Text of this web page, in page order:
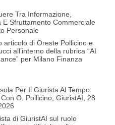
Tra Informazione,
E Sfruttamento Commerciale
Personale
articolo di Oreste Pollicino e
all’interno della rubrica “AI
per Milano Finanza
Per Il Giurista Al Tempo
Con O. Pollicino, GiuristAI, 28
di GiuristAI sul ruolo